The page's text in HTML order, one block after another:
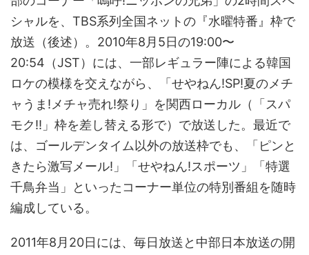
シャルを、TBS系列全国ネットの『水曜特番』枠で
放送（後述）。2010年8月5日の19:00〜
20:54（JST）には、一部レギュラー陣による韓国
ロケの模様を交えながら、「せやねん!SP!夏のメチ
ャうま!メチャ売れ!祭り」を関西ローカル（「スパ
モク!!」枠を差し替える形で）で放送した。最近で
は、ゴールデンタイム以外の放送枠でも、「ピンと
きたら激写メール!」「せやねん!スポーツ」「特選
千鳥弁当」といったコーナー単位の特別番組を随時
編成している。
2011年8月20日には、毎日放送と中部日本放送の開